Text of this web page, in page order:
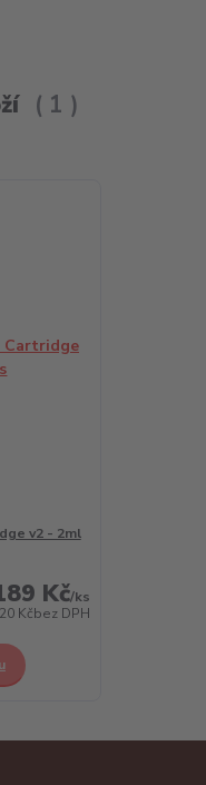
1
v2 - 2ml
Kč/ks
Kčbez DPH